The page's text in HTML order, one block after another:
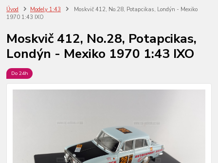
Úvod Modely 1:43
Moskvič 412, No.28, Potapcikas, Londýn - Mexiko
1970 1:43 IXO
Moskvič 412, No.28, Potapcikas,
Londýn - Mexiko 1970 1:43 IXO
Do 24h